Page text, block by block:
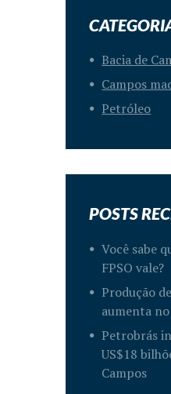
Bacia de
Campos
Petróleo
POSTS
Você sabe
FPSO vale?
Produção
aumenta
Petrobrás
US$18
Campos